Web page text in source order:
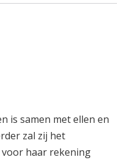
is samen met ellen en
zal zij het
haar rekening